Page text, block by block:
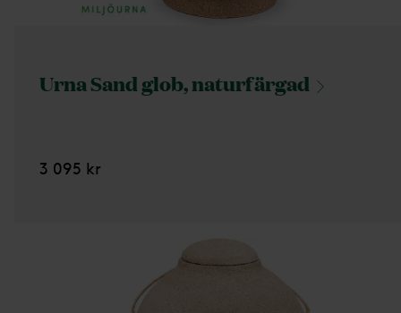
Urna Sand glob,naturfärgad
3 095 kr